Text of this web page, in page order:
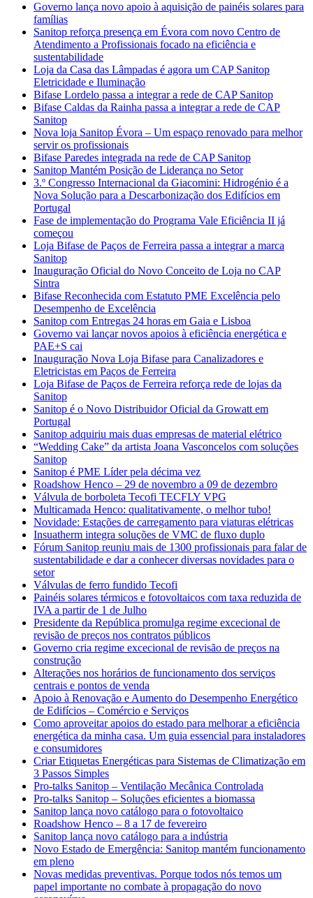
Governo lança novo apoio à aquisição de painéis solares para
famílias
Sanitop reforça presença em Évora com novo Centro de
Atendimento a Profissionais focado na eficiência e
sustentabilidade
Loja da Casa das Lâmpadas é agora um CAP Sanitop
Eletricidade e Iluminação
Bifase Lordelo passa a integrar a rede de CAP Sanitop
Bifase Caldas da Rainha passa a integrar a rede de CAP
Sanitop
Nova loja Sanitop Évora – Um espaço renovado para melhor
servir os profissionais
Bifase Paredes integrada na rede de CAP Sanitop
Sanitop Mantém Posição de Liderança no Setor
3.º Congresso Internacional da Giacomini: Hidrogénio é a
Nova Solução para a Descarbonização dos Edifícios em
Portugal
Fase de implementação do Programa Vale Eficiência II já
começou
Loja Bifase de Paços de Ferreira passa a integrar a marca
Sanitop
Inauguração Oficial do Novo Conceito de Loja no CAP
Sintra
Bifase Reconhecida com Estatuto PME Excelência pelo
Desempenho de Excelência
Sanitop com Entregas 24 horas em Gaia e Lisboa
Governo vai lançar novos apoios à eficiência energética e
PAE+S cai
Inauguração Nova Loja Bifase para Canalizadores e
Eletricistas em Paços de Ferreira
Loja Bifase de Paços de Ferreira reforça rede de lojas da
Sanitop
Sanitop é o Novo Distribuidor Oficial da Growatt em
Portugal
Sanitop adquiriu mais duas empresas de material elétrico
“Wedding Cake” da artista Joana Vasconcelos com soluções
Sanitop
Sanitop é PME Líder pela décima vez
Roadshow Henco – 29 de novembro a 09 de dezembro
Válvula de borboleta Tecofi TECFLY VPG
Multicamada Henco: qualitativamente, o melhor tubo!
Novidade: Estações de carregamento para viaturas elétricas
Insuatherm integra soluções de VMC de fluxo duplo
Fórum Sanitop reuniu mais de 1300 profissionais para falar de
sustentabilidade e dar a conhecer diversas novidades para o
setor
Válvulas de ferro fundido Tecofi
Painéis solares térmicos e fotovoltaicos com taxa reduzida de
IVA a partir de 1 de Julho
Presidente da República promulga regime excecional de
revisão de preços nos contratos públicos
Governo cria regime excecional de revisão de preços na
construção
Alterações nos horários de funcionamento dos serviços
centrais e pontos de venda
Apoio à Renovação e Aumento do Desempenho Energético
de Edifícios – Comércio e Serviços
Como aproveitar apoios do estado para melhorar a eficiência
energética da minha casa. Um guia essencial para instaladores
e consumidores
Criar Etiquetas Energéticas para Sistemas de Climatização em
3 Passos Simples
Pro-talks Sanitop – Ventilação Mecânica Controlada
Pro-talks Sanitop – Soluções eficientes a biomassa
Sanitop lança novo catálogo para o fotovoltaico
Roadshow Henco – 8 a 17 de fevereiro
Sanitop lança novo catálogo para a indústria
Novo Estado de Emergência: Sanitop mantém funcionamento
em pleno
Novas medidas preventivas. Porque todos nós temos um
papel importante no combate à propagação do novo